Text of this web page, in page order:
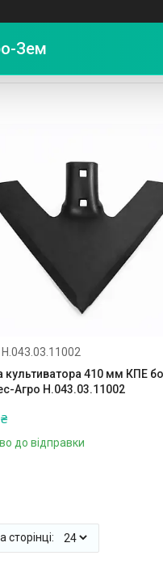
Зем
Н.043.03.11002
культиватора 410 мм КПЕ
Агро Н.043.03.11002
до відправки